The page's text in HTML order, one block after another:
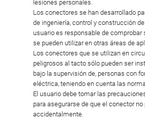
lesiones personales.
Los conectores se han desarrollado
de ingeniería, control y construcción
usuario es responsable de
se pueden utilizar en otras áreas de
Los conectores que se utilizan en
peligrosos al tacto sólo pueden ser
bajo la supervisión de, personas con
eléctrica, teniendo en cuenta las
El usuario debe tomar las
para asegurarse de que el conector
accidentalmente.